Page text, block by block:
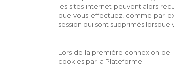
les sites internet peuvent alors
que vous effectuez, comme par
session qui sont supprimés
Lors de la première connexion de
cookies par la Plateforme.